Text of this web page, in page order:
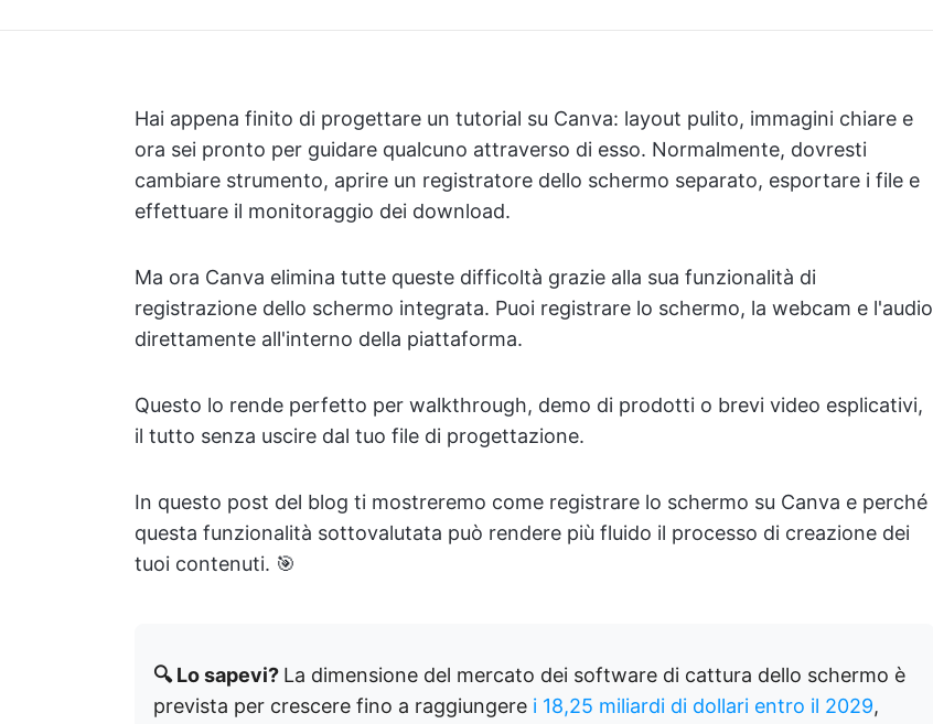
Hai appena finito di progettare un tutorial su Canva: layout pulito, immagini chiare e
ora sei pronto per guidare qualcuno attraverso di esso. Normalmente, dovresti
cambiare strumento, aprire un registratore dello schermo separato, esportare i file e
effettuare il monitoraggio dei download.
Ma ora Canva elimina tutte queste difficoltà grazie alla sua funzionalità di
registrazione dello schermo integrata. Puoi registrare lo schermo, la webcam e l'audio
direttamente all'interno della piattaforma.
Questo lo rende perfetto per walkthrough, demo di prodotti o brevi video esplicativi,
il tutto senza uscire dal tuo file di progettazione.
In questo post del blog ti mostreremo come registrare lo schermo su Canva e perché
questa funzionalità sottovalutata può rendere più fluido il processo di creazione dei
tuoi contenuti. 🎯
🔍 Lo sapevi? La dimensione del mercato dei software di cattura dello schermo è
prevista per crescere fino a raggiungere i 18,25 miliardi di dollari entro il 2029,